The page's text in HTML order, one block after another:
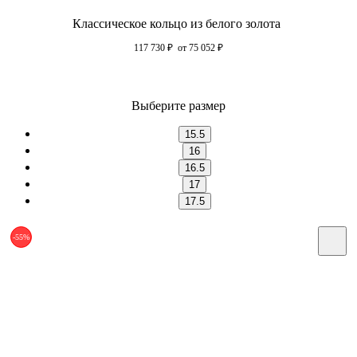
Классическое кольцо из белого золота
117 730 ₽ от 75 052 ₽
Выберите размер
15.5
16
16.5
17
17.5
-55%